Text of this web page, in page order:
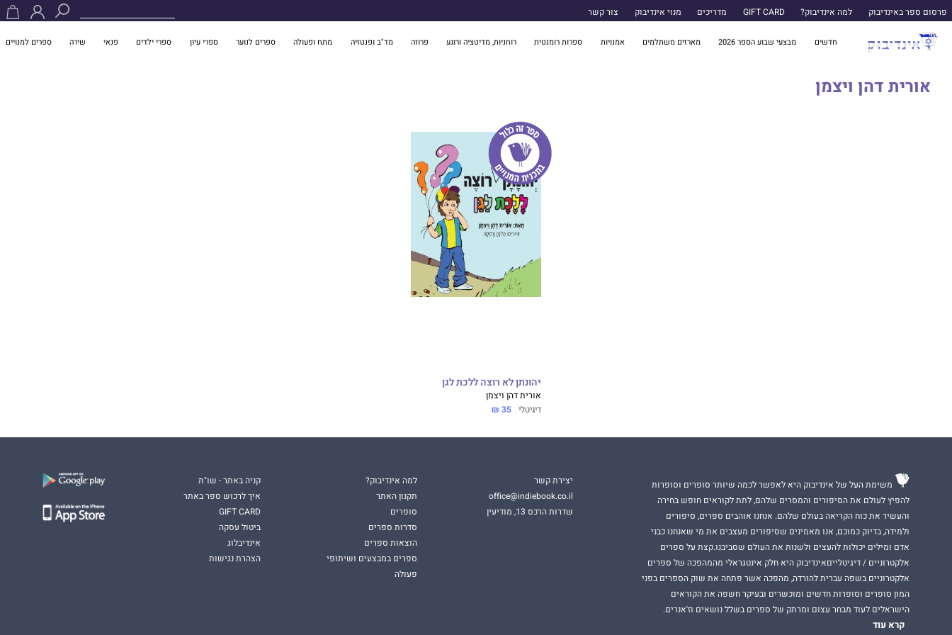
פרסום ספר באינדיבוק למה אינדיבוק? GIFT CARD מדריכים מנוי אינדיבוק צור קשר
חדשים מבצעי שבוע הספר 2026 מארזים משתלמים אמנויות ספרות רומנטית רוחניות, מדיטציה ורוגע פרוזה מד"ב ופנטזיה מתח ופעולה ספרים לנוער ספרי עיון ספרי ילדים פנאי שירה ספרים למנויים
אורית דהן ויצמן
יהונתן לא רוצה ללכת לגן
אורית דהן ויצמן
דיגיטלי 35 ₪
משימת העל של אינדיבוק היא לאפשר לכמה שיותר סופרים וסופרות
להפיץ לעולם את הסיפורים והמסרים שלהם, לתת לקוראים חופש בחירה
והעשיר את כוח הקריאה בעולם שלהם. אנחנו אוהבים ספרים, סיפורים
ולמידה, בדיוק כמוכם, אנו מאמינים שסיפורים מעצבים את מי שאנחנו כבני
אדם ומילים יכולות להעצים ולשנות את העולם שסביבנו.קצת על ספרים
אלקטרוניים / דיגיטלייםאינדיבוק היא חלק אינטגראלי מהמהפכה של ספרים
אלקטרוניים בשפה עברית להורדה, מהפכה אשר פתחה את שוק הספרים בפני
המון סופרים וסופרות חדשים ומוכשרים ובעיקר חשפה את הקוראים
הישראלים לעוד מבחר עצום ומרתק של ספרים בשלל נושאים וז'אנרים.
קרא עוד
יצירת קשר
office@indiebook.co.il
שדרות הרכס 13, מודיעין
למה אינדיבוק?
תקנון האתר
סופרים
סדרות ספרים
הוצאות ספרים
ספרים במבצעים ושיתופי
פעולה
קניה באתר - שו"ת
איך לרכוש ספר באתר
GIFT CARD
ביטול עסקה
אינדיבלוג
הצהרת נגישות